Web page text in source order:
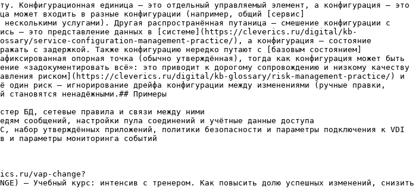
Конфигурационная единица — это отдельный управляемый элемент, а конфигурация — это
может входить в разные конфигурации (например, общий [сервис]
услугами). Другая распространённая путаница — смешение конфигурации с
— это представление данных в [системе](https://cleverics.ru/digital/kb-
service-configuration-management-practice/), а конфигурация — состояние
с задержкой. Также конфигурацию нередко путают с [базовым состоянием]
опорная точка (обычно утверждённая), тогда как конфигурация может быть
«задокументировать всё»: это приводит к дорогому сопровождению и низкому качеству
риском](https://cleverics.ru/digital/kb-glossary/risk-management-practice/) и
— игнорирование дрейфа конфигурации между изменениями (ручные правки,
становятся ненадёжными.## Примеры
БД, сетевые правила и связи между ними
сообщений, настройки пула соединений и учётные данные доступа
утверждённых приложений, политики безопасности и параметры подключения к VDI
и параметры мониторинга событий
vap-change?
— Учебный курс: интенсив с тренером. Как повысить долю успешных изменений, снизить